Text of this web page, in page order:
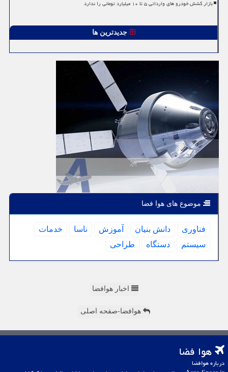
بازار کشش خودرو های وارداتی ۵ تا ۱۰ میلیارد تومانی را ندارد
جدیدترین ها
موضوع های هوا فضا
فناوری دانش بنیان آموزش ناسا
خدمات
سیستم
دستگاه طراحی
اخبار هوافضا
هوافضا-صفحه اصلی
هوا فضا
درباره هوافضا